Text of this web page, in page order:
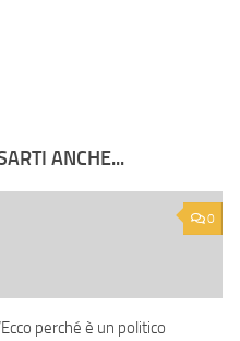
ANCHE...
0
perché è un politico